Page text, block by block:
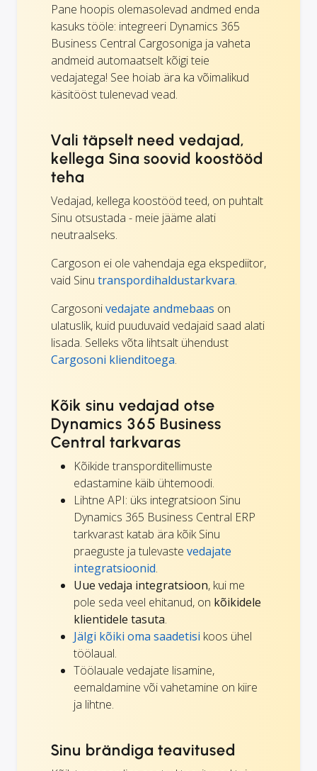
Pane hoopis olemasolevad andmed enda
kasuks tööle: integreeri Dynamics 365
Business Central Cargosoniga ja vaheta
andmeid automaatselt kõigi teie
vedajatega! See hoiab ära ka võimalikud
käsitööst tulenevad vead.
Vali täpselt need vedajad,
kellega Sina soovid koostööd
teha
Vedajad, kellega koostööd teed, on puhtalt
Sinu otsustada - meie jääme alati
neutraalseks.
Cargoson ei ole vahendaja ega ekspediitor,
vaid Sinu transpordihaldustarkvara.
Cargosonivedajate andmebaas on
ulatuslik, kuid puuduvaid vedajaid saad alati
lisada. Selleks võta lihtsalt ühendust
Cargosoni klienditoega.
Kõik sinu vedajad otse
Dynamics 365 Business
Central tarkvaras
Kõikide transporditellimuste
edastamine käib ühtemoodi.
Lihtne API: üks integratsioon Sinu
Dynamics 365 Business Central ERP
tarkvarast katab ära kõik Sinu
praeguste ja tulevaste vedajate
integratsioonid.
Uue vedaja integratsioon, kui me
pole seda veel ehitanud, on kõikidele
klientidele tasuta.
Jälgi kõiki oma saadetisi koos ühel
töölaual.
Töölauale vedajate lisamine,
eemaldamine või vahetamine on kiire
ja lihtne.
Sinu brändiga teavitused